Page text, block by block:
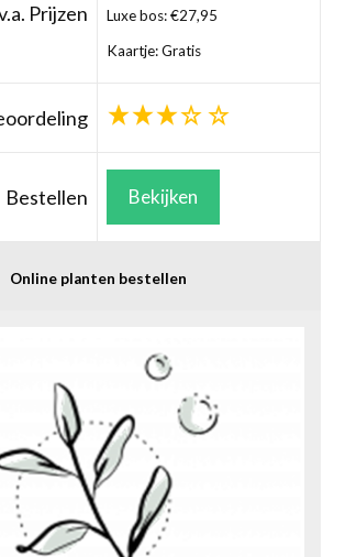
Prijzen
Luxe bos: €27,95
Kaartje: Gratis
Bestellen Bekijken
Online planten bestellen